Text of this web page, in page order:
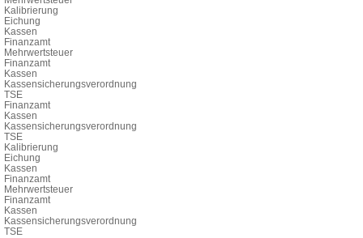
Kalibrierung
Eichung
Kassen
Finanzamt
Mehrwertsteuer
Finanzamt
Kassen
Kassensicherungsverordnung
TSE
Finanzamt
Kassen
Kassensicherungsverordnung
TSE
Kalibrierung
Eichung
Kassen
Finanzamt
Mehrwertsteuer
Finanzamt
Kassen
Kassensicherungsverordnung
TSE